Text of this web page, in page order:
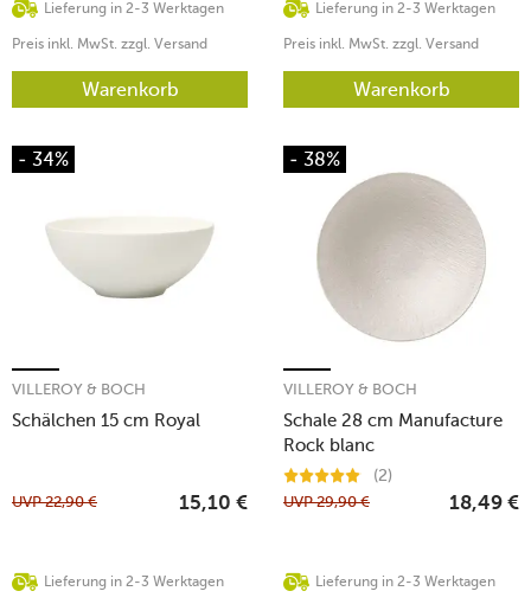
Lieferung in 2-3 Werktagen
Preis inkl. MwSt. zzgl. Versand
Warenkorb
Lieferung in 2-3 Werktagen
Preis inkl. MwSt. zzgl. Versand
Warenkorb
- 34%
Schälchen 15 cm Royal
VILLEROY & BOCH
Lieferung in 2-3 Werktagen
UVP22,90 € 15,10 €
- 38%
Schale 28 cm Manufacture
Rock blanc
VILLEROY & BOCH
(2)
Lieferung in 2-3 Werktagen
UVP29,90 € 18,49 €